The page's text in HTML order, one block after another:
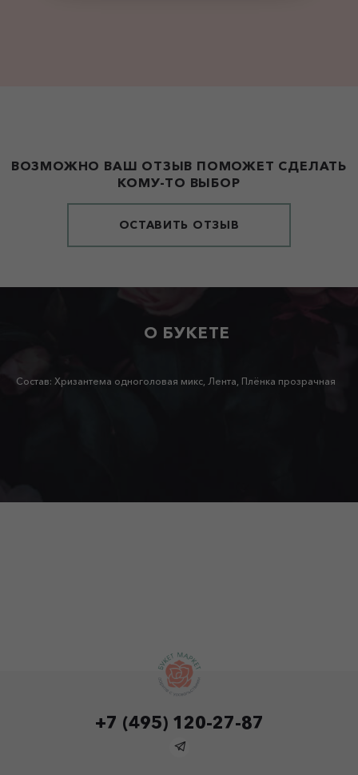
ВОЗМОЖНО ВАШ ОТЗЫВ ПОМОЖЕТ СДЕЛАТЬ
КОМУ-ТО ВЫБОР
ОСТАВИТЬ ОТЗЫВ
О БУКЕТЕ
Состав: Хризантема одноголовая микс, Лента, Плёнка прозрачная
+7 (495) 120-27-87